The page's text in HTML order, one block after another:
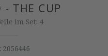
- THE CUP
im Set: 4
2056446